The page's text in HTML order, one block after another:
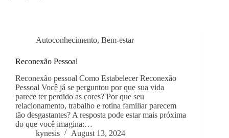
Autoconhecimento, Bem-estar
Reconexão Pessoal
Reconexão pessoal Como Estabelecer Reconexão
Pessoal Você já se perguntou por que sua vida
parece ter perdido as cores? Por que seu
relacionamento, trabalho e rotina familiar parecem
tão desgastantes? A resposta pode estar mais próxima
do que você imagina:…
kynesis
August 13, 2024